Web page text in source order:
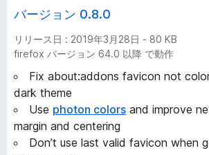
バージョン 0.8.0
リリース日 : 2019年3月28日 - 80 KB
firefox バージョン 64.0 以降 で動作
Fix about:addons favicon not
dark theme
Use photon colors and improve
margin and centering
Don’t use last valid favicon when